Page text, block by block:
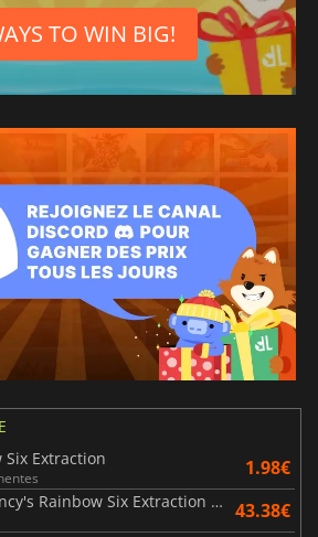
TO WIN BIG!
Six Extraction
1.98€
Tom Clancy's Rainbow Six Extraction United Bundle 43.38€